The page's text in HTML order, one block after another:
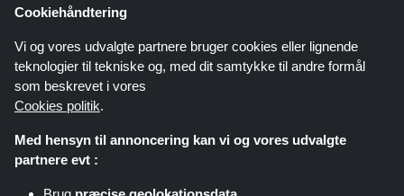
Cookiehåndtering
Vi og vores udvalgte partnere bruger cookies eller lignende
teknologier til tekniske og, med dit samtykke til andre formål
som beskrevet i vores
Cookies politik.
Med hensyn til annoncering kan vi og vores udvalgte
partnere evt :